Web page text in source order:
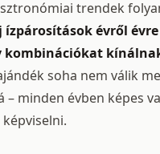
trendek
ízpárosítások évről
kombinációkat
soha nem válik
– minden évben képes